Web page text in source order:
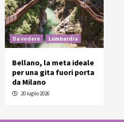
Da vedere Lombardia
Bellano, la meta ideale
per una gita fuori porta
da Milano
20 luglio 2026